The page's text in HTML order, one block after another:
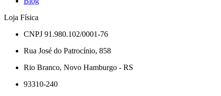
Loja Física
CNPJ 91.980.102/0001-76
Rua José do Patrocínio, 858
Rio Branco, Novo Hamburgo - RS
93310-240